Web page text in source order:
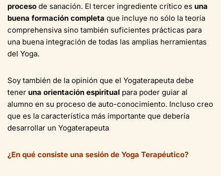
proceso de sanación. El tercer ingrediente crítico es una
buena formación completa que incluye no sólo la teoría
comprehensiva sino también suficientes prácticas para
una buena integración de todas las amplias herramientas
del Yoga.
Soy también de la opinión que el Yogaterapeuta debe
tener una orientación espiritual para poder guiar al
alumno en su proceso de auto-conocimiento. Incluso creo
que es la característica más importante que debería
desarrollar un Yogaterapeuta
¿En qué consiste una sesión de Yoga Terapéutico?